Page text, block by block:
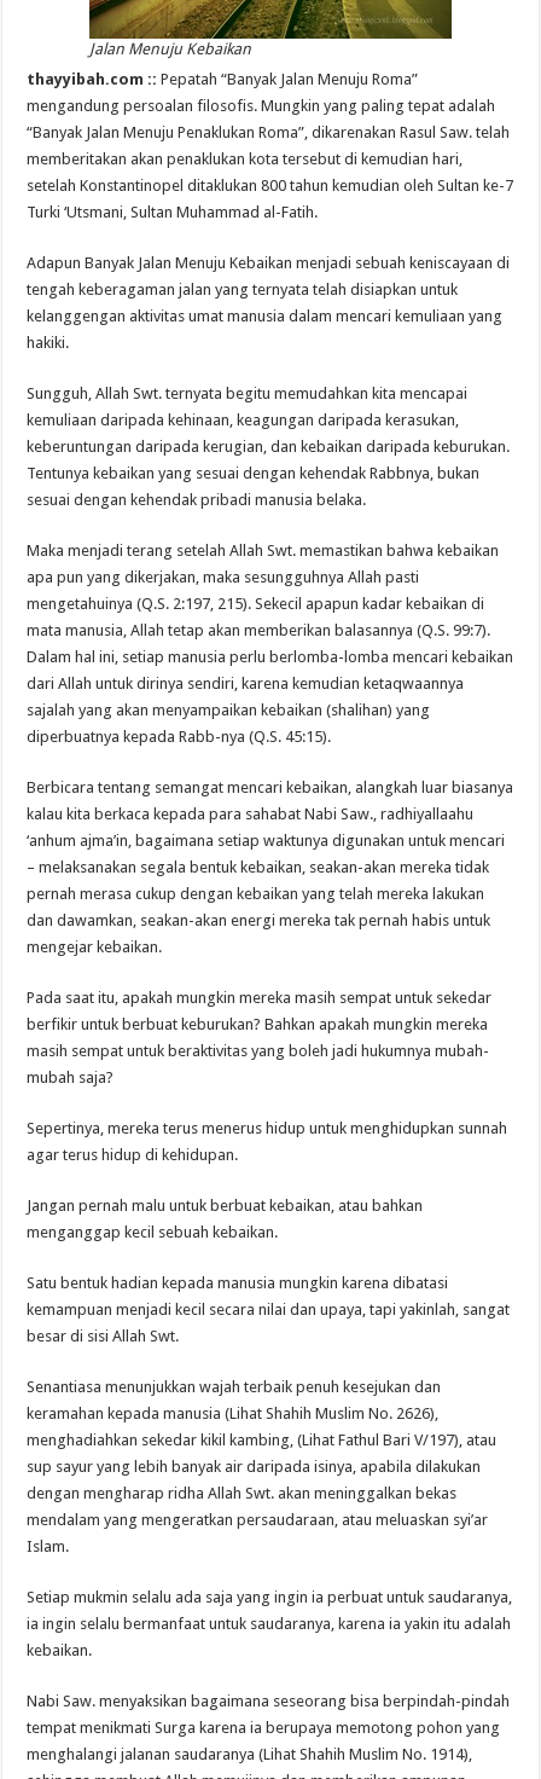
Jalan Menuju Kebaikan
thayyibah.com ::Pepatah “Banyak Jalan Menuju Roma”
mengandung persoalan filosofis. Mungkin yang paling tepat adalah
“Banyak Jalan Menuju Penaklukan Roma”, dikarenakan Rasul Saw. telah
memberitakan akan penaklukan kota tersebut di kemudian hari,
setelah Konstantinopel ditaklukan 800 tahun kemudian oleh Sultan ke-7
Turki ‘Utsmani, Sultan Muhammad al-Fatih.
Adapun Banyak Jalan Menuju Kebaikan menjadi sebuah keniscayaan di
tengah keberagaman jalan yang ternyata telah disiapkan untuk
kelanggengan aktivitas umat manusia dalam mencari kemuliaan yang
hakiki.
Sungguh, Allah Swt. ternyata begitu memudahkan kita mencapai
kemuliaan daripada kehinaan, keagungan daripada kerasukan,
keberuntungan daripada kerugian, dan kebaikan daripada keburukan.
Tentunya kebaikan yang sesuai dengan kehendak Rabbnya, bukan
sesuai dengan kehendak pribadi manusia belaka.
Maka menjadi terang setelah Allah Swt. memastikan bahwa kebaikan
apa pun yang dikerjakan, maka sesungguhnya Allah pasti
mengetahuinya (Q.S. 2:197, 215). Sekecil apapun kadar kebaikan di
mata manusia, Allah tetap akan memberikan balasannya (Q.S. 99:7).
Dalam hal ini, setiap manusia perlu berlomba-lomba mencari kebaikan
dari Allah untuk dirinya sendiri, karena kemudian ketaqwaannya
sajalah yang akan menyampaikan kebaikan (shalihan) yang
diperbuatnya kepada Rabb-nya (Q.S. 45:15).
Berbicara tentang semangat mencari kebaikan, alangkah luar biasanya
kalau kita berkaca kepada para sahabat Nabi Saw., radhiyallaahu
‘anhum ajma’in, bagaimana setiap waktunya digunakan untuk mencari
– melaksanakan segala bentuk kebaikan, seakan-akan mereka tidak
pernah merasa cukup dengan kebaikan yang telah mereka lakukan
dan dawam­kan, seakan-akan energi mereka tak pernah habis untuk
mengejar kebaikan.
Pada saat itu, apakah mungkin mereka masih sempat untuk sekedar
berfikir untuk berbuat keburukan? Bahkan apakah mungkin mereka
masih sempat untuk beraktivitas yang boleh jadi hukumnya mubah-
mubah saja?
Sepertinya, mereka terus menerus hidup untuk menghidupkan sunnah
agar terus hidup di kehidupan.
Jangan pernah malu untuk berbuat kebaikan, atau bahkan
menganggap kecil sebuah kebaikan.
Satu bentuk hadian kepada manusia mungkin karena dibatasi
kemampuan menjadi kecil secara nilai dan upaya, tapi yakinlah, sangat
besar di sisi Allah Swt.
Senantiasa menunjukkan wajah terbaik penuh kesejukan dan
keramahan kepada manusia (Lihat Shahih Muslim No. 2626),
menghadiahkan sekedar kikil kambing, (Lihat Fathul Bari V/197), atau
sup sayur yang lebih banyak air daripada isinya, apabila dilakukan
dengan mengharap ridha Allah Swt. akan meninggalkan bekas
mendalam yang mengeratkan persaudaraan, atau meluaskan syi’ar
Islam.
Setiap mukmin selalu ada saja yang ingin ia perbuat untuk saudaranya,
ia ingin selalu bermanfaat untuk saudaranya, karena ia yakin itu adalah
kebaikan.
Nabi Saw. menyaksikan bagaimana seseorang bisa berpindah-pindah
tempat menikmati Surga karena ia berupaya memotong pohon yang
menghalangi jalanan saudaranya (Lihat Shahih Muslim No. 1914),